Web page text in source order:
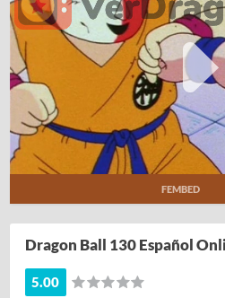
FEMBED
Dragon Ball 130 Español
5.00